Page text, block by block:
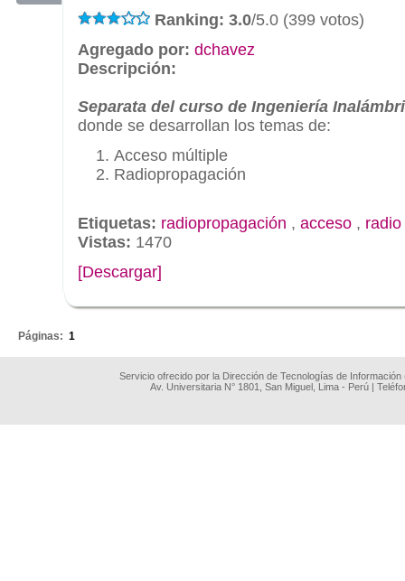
Ranking: 3.0/5.0 (399 votos)
Agregado por: dchavez
Descripción:
Separata del curso de Ingeniería
donde se desarrollan los temas de:
Acceso múltiple
Radiopropagación
Etiquetas: radiopropagación , acceso , radio
Vistas: 1470
[Descargar]
Páginas: 1
Servicio ofrecido por la Dirección de Tecnologías de
Av. Universitaria N° 1801, San Miguel, Lima - Perú |